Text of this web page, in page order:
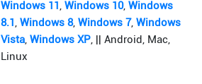
Windows 11,Windows 10,Windows
8.1,Windows 8,Windows 7,Windows
Vista,Windows XP, || Android, Mac,
Linux